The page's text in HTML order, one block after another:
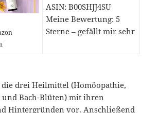
ASIN: B00SHJJ4SU
Meine Bewertung: 5
Sterne – gefällt mir sehr
die drei Heilmittel (Homöopathie,
und Bach-Blüten) mit ihren
Hintergründen vor. Anschließend